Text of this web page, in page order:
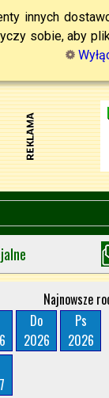
innych
sobie, aby
Najnowsze
Do
2026
Ps
2026